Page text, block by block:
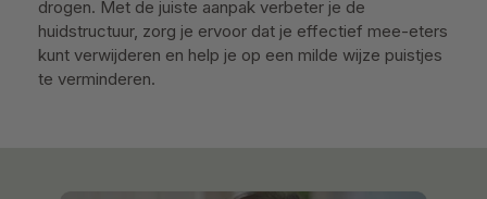
drogen. Met de juiste aanpak verbeter je de
huidstructuur, zorg je ervoor dat je effectief mee-eters
kunt verwijderen en help je op een milde wijze puistjes
te verminderen.